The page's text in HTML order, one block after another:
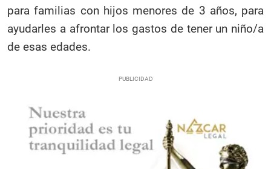
para familias con hijos menores de 3 años, para
ayudarles a afrontar los gastos de tener un niño/a
de esas edades.